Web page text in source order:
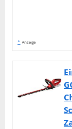
* Anzeige